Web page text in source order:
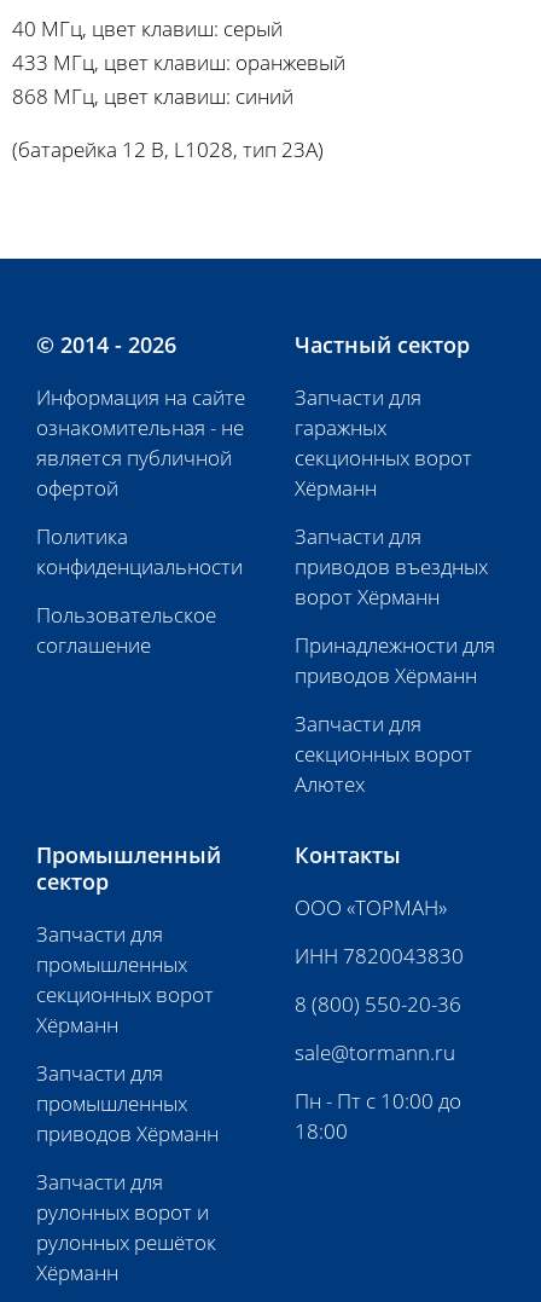
40 МГц, цвет клавиш: серый
433 МГц, цвет клавиш: оранжевый
868 МГц, цвет клавиш: синий
(батарейка 12 В, L1028, тип 23A)
© 2014 - 2026
Информация на сайте
ознакомительная - не
является публичной
офертой
Политика
конфиденциальности
Пользовательское
соглашение
Частный сектор
Запчасти для
гаражных
секционных ворот
Хёрманн
Запчасти для
приводов въездных
ворот Хёрманн
Принадлежности для
приводов Хёрманн
Запчасти для
секционных ворот
Алютех
Промышленный
сектор
Запчасти для
промышленных
секционных ворот
Хёрманн
Запчасти для
промышленных
приводов Хёрманн
Запчасти для
рулонных ворот и
рулонных решёток
Хёрманн
Контакты
ООО «ТОРМАН»
ИНН 7820043830
8 (800) 550-20-36
sale@tormann.ru
Пн - Пт с 10:00 до
18:00